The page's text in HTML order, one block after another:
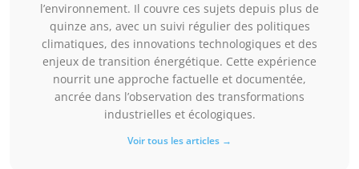
l’environnement. Il couvre ces sujets depuis plus de
quinze ans, avec un suivi régulier des politiques
climatiques, des innovations technologiques et des
enjeux de transition énergétique. Cette expérience
nourrit une approche factuelle et documentée,
ancrée dans l’observation des transformations
industrielles et écologiques.
Voir tous les articles →